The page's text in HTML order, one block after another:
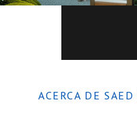
ACERCA DE